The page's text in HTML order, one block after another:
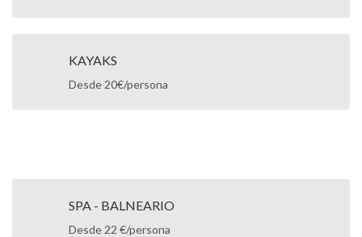
KAYAKS
Desde 20€/persona
SPA - BALNEARIO
Desde 22 €/persona